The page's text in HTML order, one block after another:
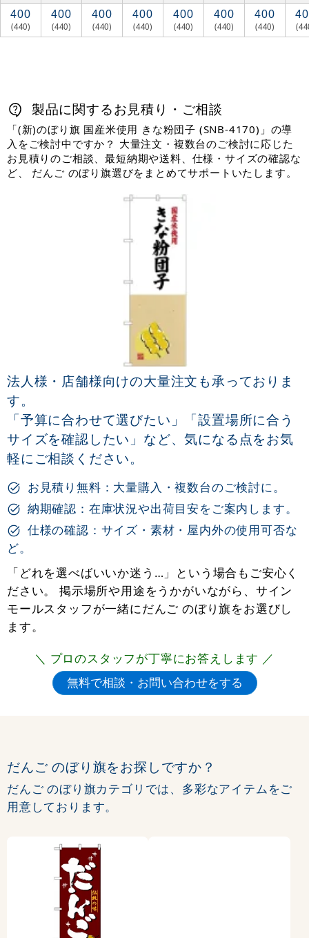
400
(440)
400
(440)
400
(440)
400
(440)
400
(440)
400
(440)
400
(440)
製品に関するお見積り・ご相談
「(新)のぼり旗 国産米使用 きな粉団子 (SNB-4170)」の導
入をご検討中ですか？ 大量注文・複数台のご検討に応じた
お見積りのご相談、最短納期や送料、仕様・サイズの確認な
ど、 だんご のぼり旗選びをまとめてサポートいたします。
法人様・店舗様向けの大量注文も承っておりま
す。
「予算に合わせて選びたい」「設置場所に合う
サイズを確認したい」など、気になる点をお気
軽にご相談ください。
お見積り無料：大量購入・複数台のご検討に。
納期確認：在庫状況や出荷目安をご案内します。
仕様の確認：サイズ・素材・屋内外の使用可否な
ど。
「どれを選べばいいか迷う…」という場合もご安心く
ださい。 掲示場所や用途をうかがいながら、サイン
モールスタッフが一緒にだんご のぼり旗をお選びし
ます。
＼ プロのスタッフが丁寧にお答えします ／
だんご のぼり旗をお探しですか？
だんご のぼり旗カテゴリでは、多彩なアイテムをご
用意しております。